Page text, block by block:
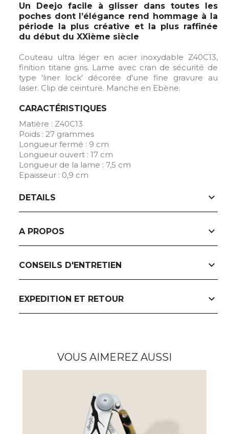
Un Deejo facile à glisser dans toutes les
poches dont l’élégance rend hommage à la
période la plus créative et la plus raffinée
du début du XXième siècle
Couteau ultra léger en acier inoxydable Z40C13,
finition titane gris. Lame avec cran de sécurité de
type 'liner lock' décorée d'une fine gravure au
laser. Clip de ceinture. Manche en Ebène.
CARACTÉRISTIQUES
Matière : Z40C13
Poids : 27 grammes
Longueur fermé : 9 cm
Longueur ouvert : 17 cm
Longueur de la lame : 7,5 cm
Epaisseur : 0,9 cm
DETAILS expand_more
A PROPOS expand_more
CONSEILS D'ENTRETIEN expand_more
EXPEDITION ET RETOUR expand_more
VOUS AIMEREZ AUSSI